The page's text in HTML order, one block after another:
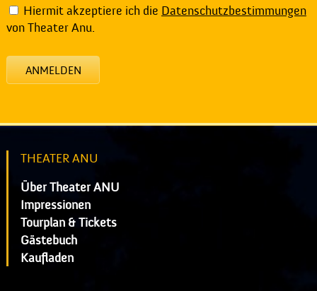
Hiermit akzeptiere ich die Datenschutzbestimmungen
von Theater Anu.
ANMELDEN
THEATER ANU
Über Theater ANU
Impressionen
Tourplan & Tickets
Gästebuch
Kaufladen